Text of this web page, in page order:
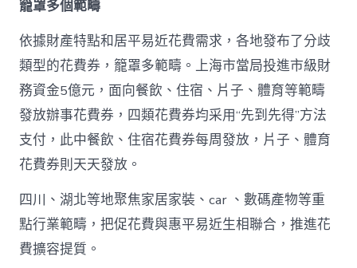
真
金
查
包
養
網
站
白
滅
花
費
籠罩多個範疇
依據財產特點和居平易近花費需求，各地發布了分歧
類型的花費券，籠罩多範疇。上海市當局投進市級財
務資金5億元，面向餐飲、住宿、片子、體育等範疇
發放辦事花費券，四類花費券均采用“先到先得”方法
支付，此中餐飲、住宿花費券每周發放，片子、體育
花費券則天天發放。
四川、湖北等地聚焦家居家裝、car 、數碼產物等重
點行業範疇，把促花費與惠平易近生相聯合，推進花
費擴容提質。